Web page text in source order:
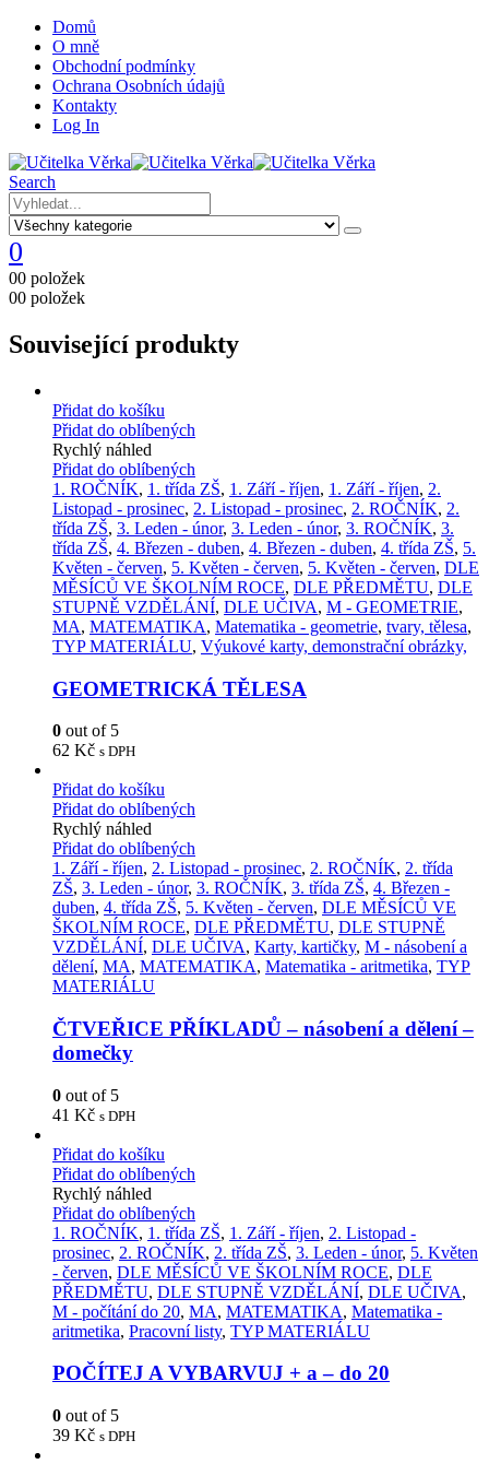
Domů
O mně
Obchodní podmínky
Ochrana Osobních údajů
Kontakty
Log In
Search
0
00 položek
00 položek
Související produkty
Přidat do košíku
Přidat do oblíbených
Rychlý náhled
Přidat do oblíbených
1. ROČNÍK, 1. třída ZŠ, 1. Září - říjen, 1. Září - říjen, 2.
Listopad - prosinec, 2. Listopad - prosinec, 2. ROČNÍK, 2.
třída ZŠ, 3. Leden - únor, 3. Leden - únor, 3. ROČNÍK, 3.
třída ZŠ, 4. Březen - duben, 4. Březen - duben, 4. třída ZŠ, 5.
Květen - červen, 5. Květen - červen, 5. Květen - červen, DLE
MĚSÍCŮ VE ŠKOLNÍM ROCE, DLE PŘEDMĚTU, DLE
STUPNĚ VZDĚLÁNÍ, DLE UČIVA, M - GEOMETRIE,
MA, MATEMATIKA, Matematika - geometrie, tvary, tělesa,
TYP MATERIÁLU, Výukové karty, demonstrační obrázky,
GEOMETRICKÁ TĚLESA
0 out of 5
62 Kč s DPH
Přidat do košíku
Přidat do oblíbených
Rychlý náhled
Přidat do oblíbených
1. Září - říjen, 2. Listopad - prosinec, 2. ROČNÍK, 2. třída
ZŠ, 3. Leden - únor, 3. ROČNÍK, 3. třída ZŠ, 4. Březen -
duben, 4. třída ZŠ, 5. Květen - červen, DLE MĚSÍCŮ VE
ŠKOLNÍM ROCE, DLE PŘEDMĚTU, DLE STUPNĚ
VZDĚLÁNÍ, DLE UČIVA, Karty, kartičky, M - násobení a
dělení, MA, MATEMATIKA, Matematika - aritmetika, TYP
MATERIÁLU
ČTVEŘICE PŘÍKLADŮ – násobení a dělení –
domečky
0 out of 5
41 Kč s DPH
Přidat do košíku
Přidat do oblíbených
Rychlý náhled
Přidat do oblíbených
1. ROČNÍK, 1. třída ZŠ, 1. Září - říjen, 2. Listopad -
prosinec, 2. ROČNÍK, 2. třída ZŠ, 3. Leden - únor, 5. Květen
- červen, DLE MĚSÍCŮ VE ŠKOLNÍM ROCE, DLE
PŘEDMĚTU, DLE STUPNĚ VZDĚLÁNÍ, DLE UČIVA,
M - počítání do 20, MA, MATEMATIKA, Matematika -
aritmetika, Pracovní listy, TYP MATERIÁLU
POČÍTEJ A VYBARVUJ + a – do 20
0 out of 5
39 Kč s DPH